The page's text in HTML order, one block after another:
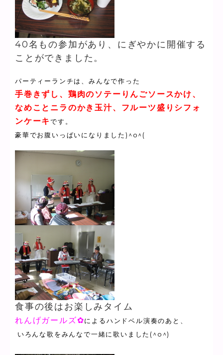
40名もの参加があり、にぎやかに開催する
ことができました。
パーティーランチは、みんなで作った
手巻きずし、鶏肉のソテーりんごソースかけ、
なめことニラのかき玉汁、フルーツ盛りシフォ
ンケーキです。
豪華でお腹いっぱいになりました)^o^(
食事の後はお楽しみタイム
れんげガールズ✿によるハンドベル演奏のあと、
いろんな歌をみんなで一緒に歌いました(^o^)